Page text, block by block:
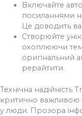
Включайте
посиланнями
Це доводить
Створюйте
охоплюючи
оригінальний
рерайтити.
Технічна
критично важливою
у люди. Прозора